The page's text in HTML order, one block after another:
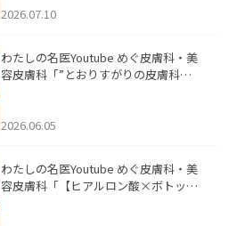
た。
2026.07.10
わたしの名医Youtube めぐ皮膚科・美
容皮膚科「”とおりすがりの皮膚科
2026.06.05
わたしの名医Youtube めぐ皮膚科・美
容皮膚科「【ヒアルロン酸×ボトック